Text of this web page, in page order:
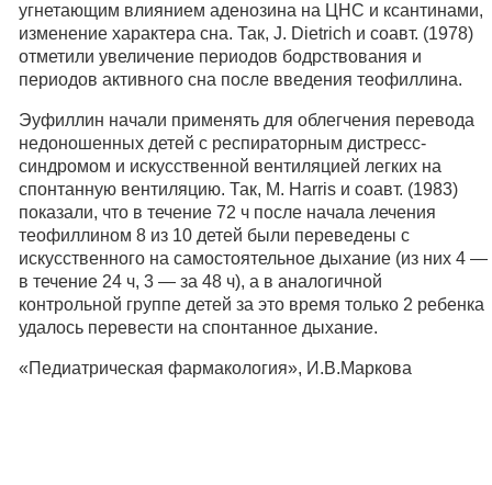
угнетающим влиянием аденозина на ЦНС и ксантинами,
изменение характера сна. Так, J. Dietrich и соавт. (1978)
отметили увеличение периодов бодрствования и
периодов активного сна после введения теофиллина.
Эуфиллин начали применять для облегчения перевода
недоношенных детей с респираторным дистресс-
синдромом и искусственной вентиляцией легких на
спонтанную вентиляцию. Так, М. Harris и соавт. (1983)
показали, что в течение 72 ч после начала лечения
теофиллином 8 из 10 детей были переведены с
искусственного на самостоятельное дыхание (из них 4 —
в течение 24 ч, 3 — за 48 ч), а в аналогичной
контрольной группе детей за это время только 2 ребенка
удалось перевести на спонтанное дыхание.
«Педиатрическая фармакология», И.В.Маркова